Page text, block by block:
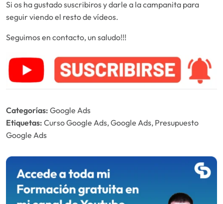
Si os ha gustado suscribiros y darle a la campanita para
seguir viendo el resto de vídeos.
Seguimos en contacto, un saludo!!!
Categorías: Google Ads
Etiquetas: Curso Google Ads, Google Ads, Presupuesto
Google Ads